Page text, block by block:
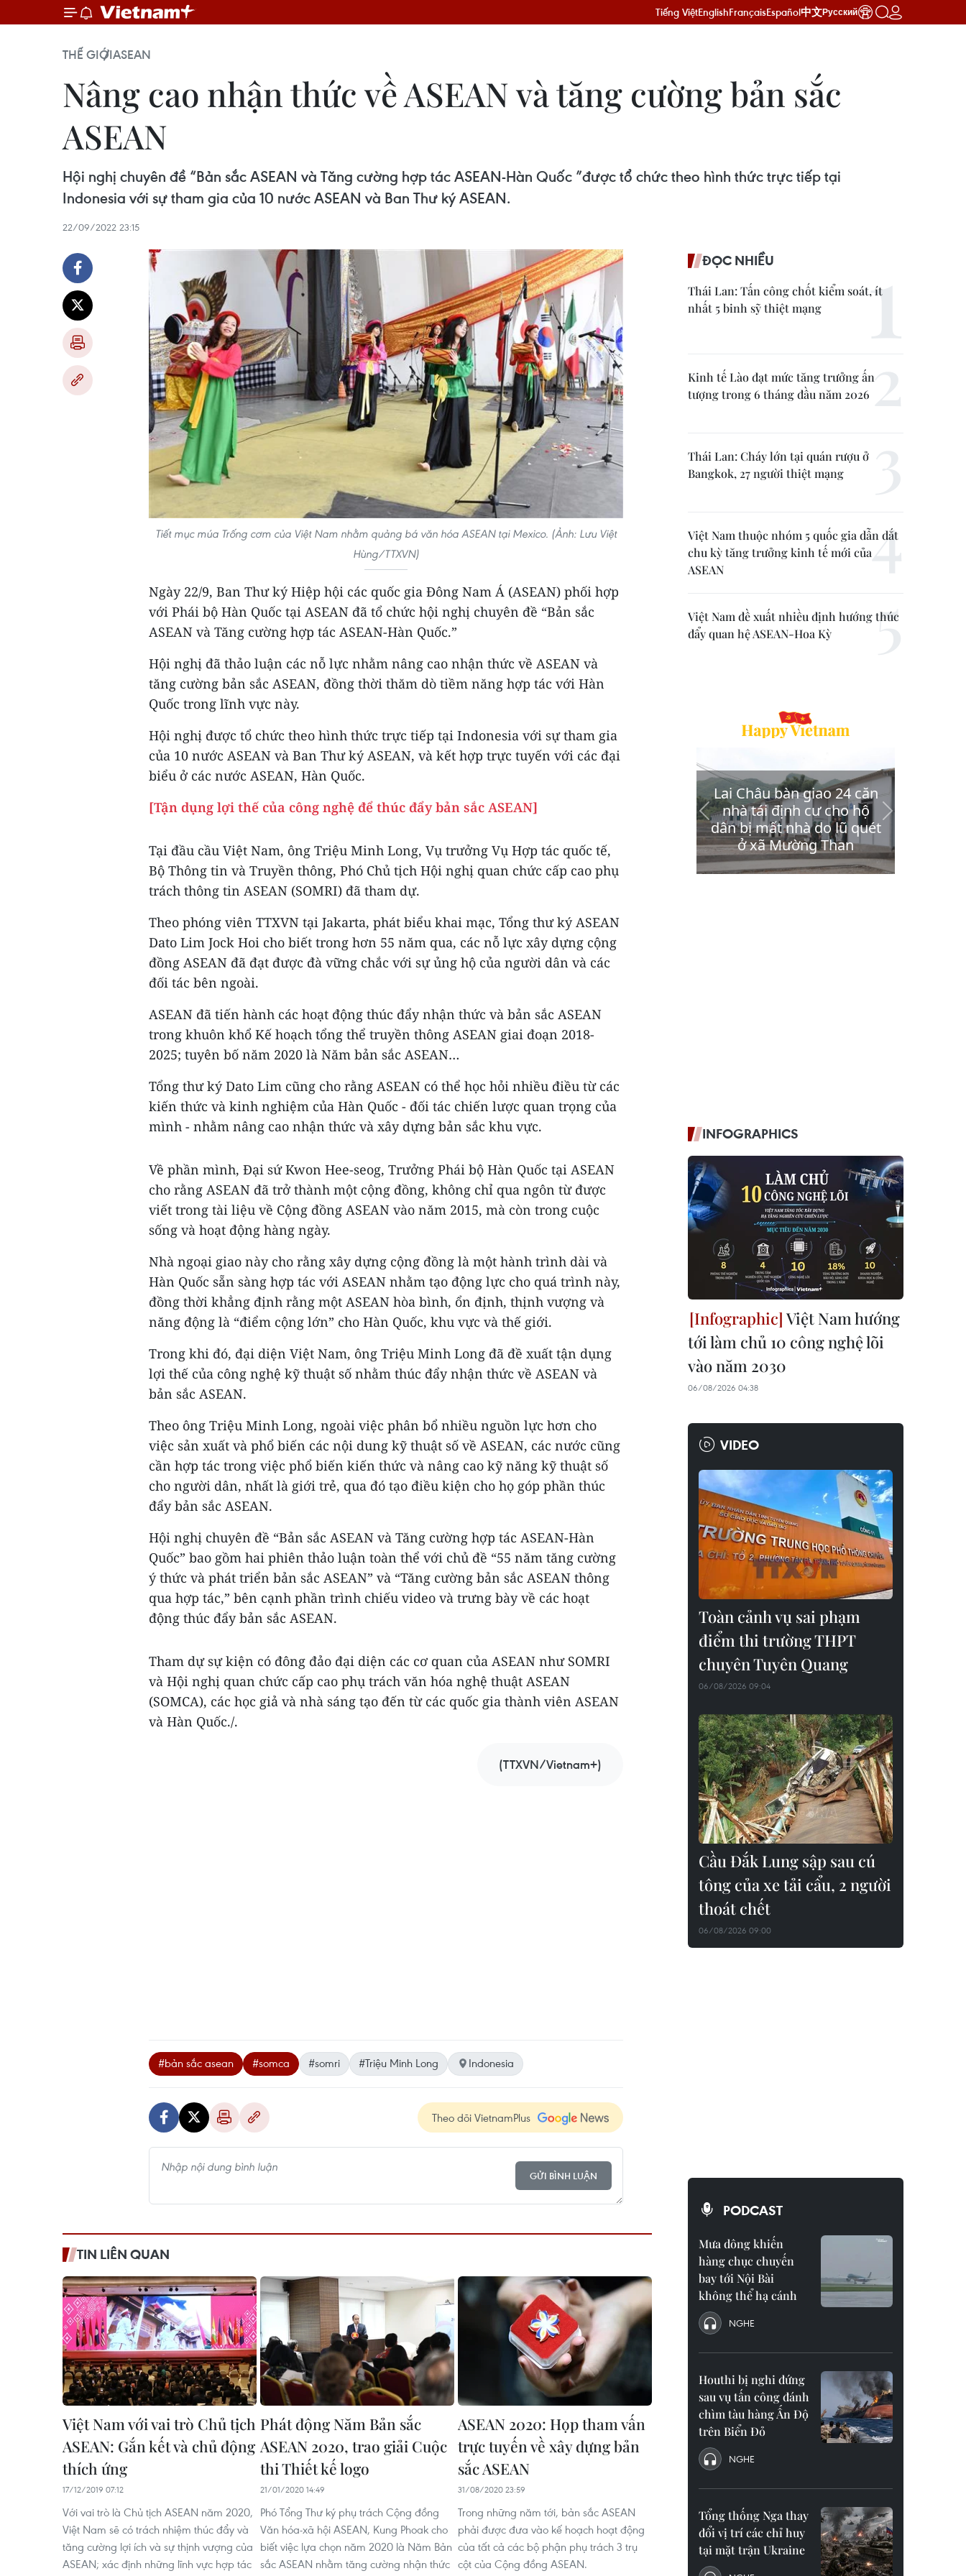
Tiếng ViệtEnglishFrançaisEspañol中文Русский
THẾ GIỚIASEAN
Nâng cao nhận thức về ASEAN và tăng cường bản sắc
ASEAN
Hội nghị chuyên đề “Bản sắc ASEAN và Tăng cường hợp tác ASEAN-Hàn Quốc ”được tổ chức theo hình thức trực tiếp tại
Indonesia với sự tham gia của 10 nước ASEAN và Ban Thư ký ASEAN.
22/09/2022 23:15
Tiết mục múa Trống cơm của Việt Nam nhằm quảng bá văn hóa ASEAN tại Mexico. (Ảnh: Lưu Việt
Hùng/TTXVN)
Ngày 22/9, Ban Thư ký Hiệp hội các quốc gia Đông Nam Á (ASEAN) phối hợp
với Phái bộ Hàn Quốc tại ASEAN đã tổ chức hội nghị chuyên đề “Bản sắc
ASEAN và Tăng cường hợp tác ASEAN-Hàn Quốc.”
Hội nghị đã thảo luận các nỗ lực nhằm nâng cao nhận thức về ASEAN và
tăng cường bản sắc ASEAN, đồng thời thăm dò tiềm năng hợp tác với Hàn
Quốc trong lĩnh vực này.
Hội nghị được tổ chức theo hình thức trực tiếp tại Indonesia với sự tham gia
của 10 nước ASEAN và Ban Thư ký ASEAN, và kết hợp trực tuyến với các đại
biểu ở các nước ASEAN, Hàn Quốc.
[Tận dụng lợi thế của công nghệ để thúc đẩy bản sắc ASEAN]
Tại đầu cầu Việt Nam, ông Triệu Minh Long, Vụ trưởng Vụ Hợp tác quốc tế,
Bộ Thông tin và Truyền thông, Phó Chủ tịch Hội nghị quan chức cấp cao phụ
trách thông tin ASEAN (SOMRI) đã tham dự.
Theo phóng viên TTXVN tại Jakarta, phát biểu khai mạc, Tổng thư ký ASEAN
Dato Lim Jock Hoi cho biết trong hơn 55 năm qua, các nỗ lực xây dựng cộng
đồng ASEAN đã đạt được đà vững chắc với sự ủng hộ của người dân và các
đối tác bên ngoài.
ASEAN đã tiến hành các hoạt động thúc đẩy nhận thức và bản sắc ASEAN
trong khuôn khổ Kế hoạch tổng thể truyền thông ASEAN giai đoạn 2018-
2025; tuyên bố năm 2020 là Năm bản sắc ASEAN…
Tổng thư ký Dato Lim cũng cho rằng ASEAN có thể học hỏi nhiều điều từ các
kiến thức và kinh nghiệm của Hàn Quốc - đối tác chiến lược quan trọng của
mình - nhằm nâng cao nhận thức và xây dựng bản sắc khu vực.
Về phần mình, Đại sứ Kwon Hee-seog, Trưởng Phái bộ Hàn Quốc tại ASEAN
cho rằng ASEAN đã trở thành một cộng đồng, không chỉ qua ngôn từ được
viết trong tài liệu về Cộng đồng ASEAN vào năm 2015, mà còn trong cuộc
sống và hoạt động hàng ngày.
Nhà ngoại giao này cho rằng xây dựng cộng đồng là một hành trình dài và
Hàn Quốc sẵn sàng hợp tác với ASEAN nhằm tạo động lực cho quá trình này,
đồng thời khẳng định rằng một ASEAN hòa bình, ổn định, thịnh vượng và
năng động là “điểm cộng lớn” cho Hàn Quốc, khu vực và thế giới.
Trong khi đó, đại diện Việt Nam, ông Triệu Minh Long đã đề xuất tận dụng
lợi thế của công nghệ kỹ thuật số nhằm thúc đẩy nhận thức về ASEAN và
bản sắc ASEAN.
Theo ông Triệu Minh Long, ngoài việc phân bổ nhiều nguồn lực hơn cho
việc sản xuất và phổ biến các nội dung kỹ thuật số về ASEAN, các nước cũng
cần hợp tác trong việc phổ biến kiến thức và nâng cao kỹ năng kỹ thuật số
cho người dân, nhất là giới trẻ, qua đó tạo điều kiện cho họ góp phần thúc
đẩy bản sắc ASEAN.
Hội nghị chuyên đề “Bản sắc ASEAN và Tăng cường hợp tác ASEAN-Hàn
Quốc” bao gồm hai phiên thảo luận toàn thể với chủ đề “55 năm tăng cường
ý thức và phát triển bản sắc ASEAN” và “Tăng cường bản sắc ASEAN thông
qua hợp tác,” bên cạnh phần trình chiếu video và trưng bày về các hoạt
động thúc đẩy bản sắc ASEAN.
Tham dự sự kiện có đông đảo đại diện các cơ quan của ASEAN như SOMRI
và Hội nghị quan chức cấp cao phụ trách văn hóa nghệ thuật ASEAN
(SOMCA), các học giả và nhà sáng tạo đến từ các quốc gia thành viên ASEAN
và Hàn Quốc./.
(TTXVN/Vietnam+)
#bản sắc asean #somca #somri #Triệu Minh Long Indonesia
Theo dõi VietnamPlus
GỬI BÌNH LUẬN
TIN LIÊN QUAN
Việt Nam với vai trò Chủ tịch
ASEAN: Gắn kết và chủ động
thích ứng
17/12/2019 07:12
Với vai trò là Chủ tịch ASEAN năm 2020,
Việt Nam sẽ có trách nhiệm thúc đẩy và
tăng cường lợi ích và sự thịnh vượng của
ASEAN; xác định những lĩnh vực hợp tác
Phát động Năm Bản sắc
ASEAN 2020, trao giải Cuộc
thi Thiết kế logo
21/01/2020 14:49
Phó Tổng Thư ký phụ trách Cộng đồng
Văn hóa-xã hội ASEAN, Kung Phoak cho
biết việc lựa chọn năm 2020 là Năm Bản
sắc ASEAN nhằm tăng cường nhận thức
ASEAN 2020: Họp tham vấn
trực tuyến về xây dựng bản
sắc ASEAN
31/08/2020 23:59
Trong những năm tới, bản sắc ASEAN
phải được đưa vào kế hoạch hoạt động
của tất cả các bộ phận phụ trách 3 trụ
cột của Cộng đồng ASEAN.
ĐỌC NHIỀU
Thái Lan: Tấn công chốt kiểm soát, ít
nhất 5 binh sỹ thiệt mạng
Kinh tế Lào đạt mức tăng trưởng ấn
tượng trong 6 tháng đầu năm 2026
Thái Lan: Cháy lớn tại quán rượu ở
Bangkok, 27 người thiệt mạng
Việt Nam thuộc nhóm 5 quốc gia dẫn dắt
chu kỳ tăng trưởng kinh tế mới của
ASEAN
Việt Nam đề xuất nhiều định hướng thúc
đẩy quan hệ ASEAN-Hoa Kỳ
INFOGRAPHICS
Việt Nam hướng
tới làm chủ 10 công nghệ lõi
vào năm 2030
06/08/2026 04:38
VIDEO
Toàn cảnh vụ sai phạm
điểm thi trường THPT
chuyên Tuyên Quang
06/08/2026 09:04
Cầu Đắk Lung sập sau cú
tông của xe tải cẩu, 2 người
thoát chết
06/08/2026 09:00
PODCAST
Mưa dông khiến
hàng chục chuyến
bay tới Nội Bài
không thể hạ cánh
NGHE
Houthi bị nghi đứng
sau vụ tấn công đánh
chìm tàu hàng Ấn Độ
trên Biển Đỏ
NGHE
Tổng thống Nga thay
đổi vị trí các chỉ huy
tại mặt trận Ukraine